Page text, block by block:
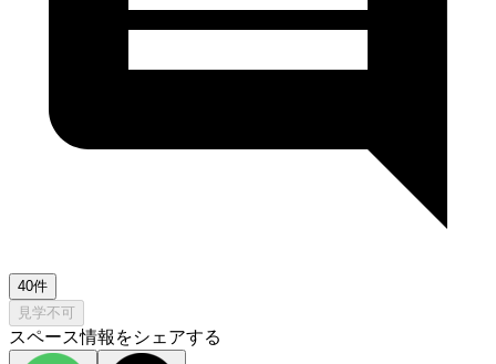
40件
見学不可
スペース情報をシェアする